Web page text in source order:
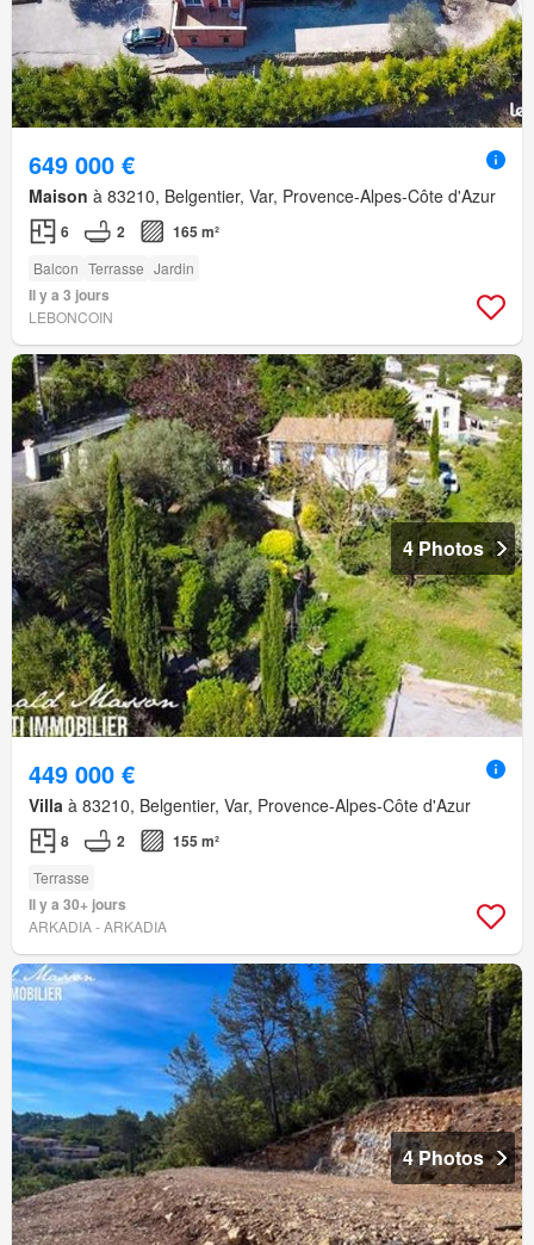
649 000 €
Maison à 83210, Belgentier, Var, Provence-Alpes-Côte d'Azur
6 2 165 m²
Balcon Terrasse Jardin
Il y a 3 jours
LEBONCOIN
4 Photos
449 000 €
Villa à 83210, Belgentier, Var, Provence-Alpes-Côte d'Azur
8 2 155 m²
Terrasse
Il y a 30+ jours
ARKADIA - ARKADIA
4 Photos